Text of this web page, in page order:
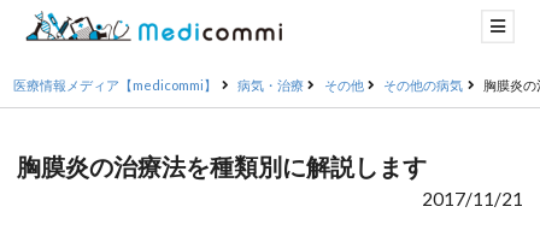
医療情報メディア【medicommi】 病気・治療 その他 その他の病気 胸膜炎
胸膜炎の治療法を種類別に解説します
2017/11/21